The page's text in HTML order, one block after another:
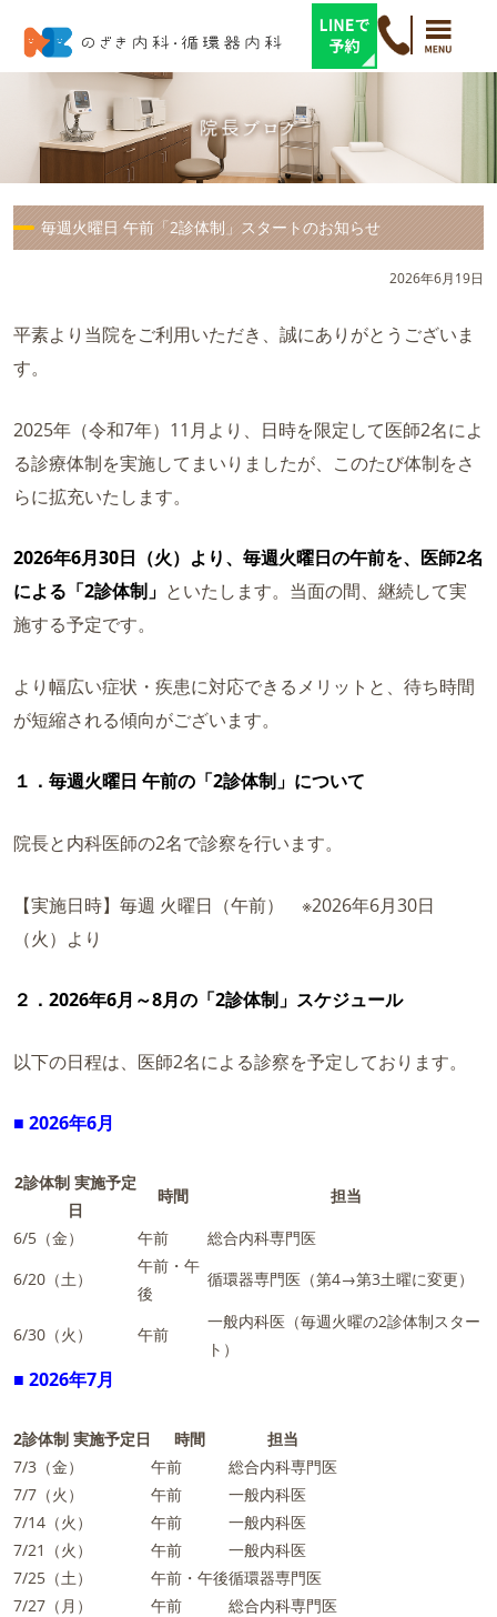
毎週火曜日 午前「2診体制」スタートのお知らせ
2026年6月19日
平素より当院をご利用いただき、誠にありがとうございま
す。
2025年（令和7年）11月より、日時を限定して医師2名によ
る診療体制を実施してまいりましたが、このたび体制をさ
らに拡充いたします。
2026年6月30日（火）より、毎週火曜日の午前を、医師2名
による「2診体制」 といたします。当面の間、継続して実
施する予定です。
より幅広い症状・疾患に対応できるメリットと、待ち時間
が短縮される傾向がございます。
１．毎週火曜日 午前の「2診体制」について
院長と内科医師の2名で診察を行います。
【実施日時】毎週 火曜日（午前） ※2026年6月30日
（火）より
２．2026年6月～8月の「2診体制」スケジュール
以下の日程は、医師2名による診察を予定しております。
■ 2026年6月
2診体制 実施予定
日
時間
担当
6/5（金）
午前
総合内科専門医
6/20（土）
午前・午
後
循環器専門医（第4→第3土曜に変更）
6/30（火） 午前
一般内科医（毎週火曜の2診体制スター
ト）
■ 2026年7月
2診体制 実施予定日 時間
担当
7/3（金）
午前
総合内科専門医
7/7（火）
午前
一般内科医
7/14（火）
午前
一般内科医
7/21（火）
午前
一般内科医
7/25（土）
午前・午後循環器専門医
7/27（月）
午前
総合内科専門医